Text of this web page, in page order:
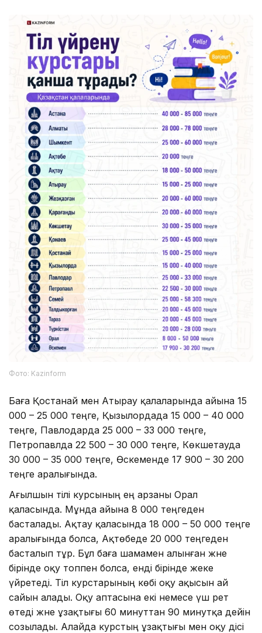
Фото: Kazinform
Баға Қостанай мен Атырау қалаларында айына 15
000 – 25 000 теңге, Қызылордада 15 000 – 40 000
теңге, Павлодарда 25 000 – 33 000 теңге,
Петропавлда 22 500 – 30 000 теңге, Көкшетауда
30 000 – 35 000 теңге, Өскеменде 17 900 – 30 200
теңге аралығында.
Ағылшын тілі курсының ең арзаны Орал
қаласында. Мұнда айына 8 000 теңгеден
басталады. Ақтау қаласында 18 000 – 50 000 теңге
аралығында болса, Ақтөбеде 20 000 теңгеден
басталып тұр. Бұл баға шамамен алынған және
бірінде оқу топпен болса, енді бірінде жеке
үйретеді. Тіл курстарының көбі оқу ақысын ай
сайын алады. Оқу аптасына екі немесе үш рет
өтеді және ұзақтығы 60 минуттан 90 минутқа дейін
созылады. Алайда курстың ұзақтығы мен оқу әдісі